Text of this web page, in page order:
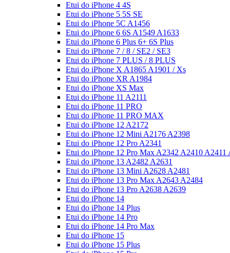
Etui do iPhone 4 4S
Etui do iPhone 5 5S SE
Etui do iPhone 5C A1456
Etui do iPhone 6 6S A1549 A1633
Etui do iPhone 6 Plus 6+ 6S Plus
Etui do iPhone 7 / 8 / SE2 / SE3
Etui do iPhone 7 PLUS / 8 PLUS
Etui do iPhone X A1865 A1901 / Xs
Etui do iPhone XR A1984
Etui do iPhone XS Max
Etui do iPhone 11 A2111
Etui do iPhone 11 PRO
Etui do iPhone 11 PRO MAX
Etui do iPhone 12 A2172
Etui do iPhone 12 Mini A2176 A2398
Etui do iPhone 12 Pro A2341
Etui do iPhone 12 Pro Max A2342 A2410 A2411
Etui do iPhone 13 A2482 A2631
Etui do iPhone 13 Mini A2628 A2481
Etui do iPhone 13 Pro Max A2643 A2484
Etui do iPhone 13 Pro A2638 A2639
Etui do iPhone 14
Etui do iPhone 14 Plus
Etui do iPhone 14 Pro
Etui do iPhone 14 Pro Max
Etui do iPhone 15
Etui do iPhone 15 Plus